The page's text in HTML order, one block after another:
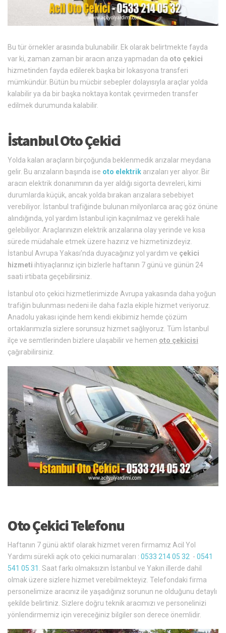
Bu tür örnekler arasında bulunabilir. Ek olarak belirtmekte fayda
var ki, zaman zaman bir aracın arıza yapmadan da oto çekici
hizmetinden fayda edilerek başka bir lokasyona transferi
mümkündür. Bütün bu mücbir sebepler dolayısıyla araçlar yolda
kalabilir ya da bir başka noktaya kontak çevirmeden transfer
edilmek durumunda kalabilir.
İstanbul Oto Çekici
Yolda kalan araçların birçoğunda beklenmedik arızalar meydana
gelir. Bu arızaların başında ise oto elektrik arızaları yer alıyor. Bir
aracın elektrik donanımının da yer aldığı sigorta devreleri, kimi
durumlarda küçük, ancak yolda bırakan arızalara sebebiyet
verebiliyor. İstanbul trafiğinde bulunan milyonlarca araç göz önüne
alındığında, yol yardım İstanbul için kaçınılmaz ve gerekli hale
gelebiliyor. Araçlarınızın elektrik arızalarına olay yerinde ve kısa
sürede müdahale etmek üzere hazırız ve hizmetinizdeyiz.
İstanbul Avrupa Yakası’nda duyacağınız yol yardım ve çekici
hizmeti ihtiyaçlarınız için bizlerle haftanın 7 günü ve günün 24
saati irtibata geçebilirsiniz.
İstanbul oto çekici hizmetlerimizde Avrupa yakasında daha yoğun
trafiğin bulunması nedeni ile daha fazla ekiple hizmet veriyoruz.
Anadolu yakası içinde hem kendi ekibimiz hemde çözüm
ortaklarımızla sizlere sorunsuz hizmet sağlıyoruz. Tüm İstanbul
ilçe ve semtlerinden bizlere ulaşabilir ve hemen oto çekicisi
çağırabilirsiniz.
Oto Çekici Telefonu
Haftanın 7 günü aktif olarak hizmet veren firmamız Acil Yol
Yardımı sürekli açık oto çekici numaraları : 0533 214 05 32 - 0541
541 05 31 . Saat farkı olmaksızın İstanbul ve Yakın illerde dahil
olmak üzere sizlere hizmet verebilmekteyiz. Telefondaki firma
personelimize aracınız ile yaşadığınız sorunun ne olduğunu detaylı
şekilde belirtiniz. Sizlere doğru teknik aracımızı ve personelinizi
yönlendirmemiz için vereceğiniz bilgiler son derece önemlidir.